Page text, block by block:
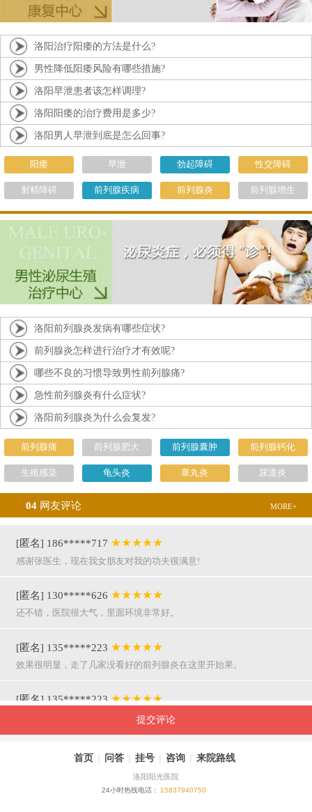
洛阳治疗阳痿的方法是什么?
男性降低阳痿风险有哪些措施?
洛阳早泄患者该怎样调理?
洛阳阳痿的治疗费用是多少?
洛阳男人早泄到底是怎么回事?
阳痿 早泄 勃起障碍 性交障碍
射精障碍 前列腺疾病 前列腺炎 前列腺增生
洛阳前列腺炎发病有哪些症状?
前列腺炎怎样进行治疗才有效呢?
哪些不良的习惯导致男性前列腺痛?
急性前列腺炎有什么症状?
洛阳前列腺炎为什么会复发?
前列腺痛 前列腺肥大 前列腺囊肿 前列腺钙化
生殖感染 龟头炎 睾丸炎 尿道炎
04 网友评论 MORE+
[匿名] 186*****717 ★★★★★
感谢张医生，现在我女朋友对我的功夫很满意!
[匿名] 130*****626 ★★★★★
还不错，医院很大气，里面环境非常好。
[匿名] 135*****223 ★★★★★
效果很明显，走了几家没看好的前列腺炎在这里开始果。
[匿名] 135*****223 ★★★★★
呵呵，就是屌，你们医院护士穿着挺漂亮的。
[匿名] 155*****941★★★★★
提交评论
首页 | 问答 | 挂号 | 咨询 | 来院路线
洛阳阳光医院
24小时热线电话： 15837940750